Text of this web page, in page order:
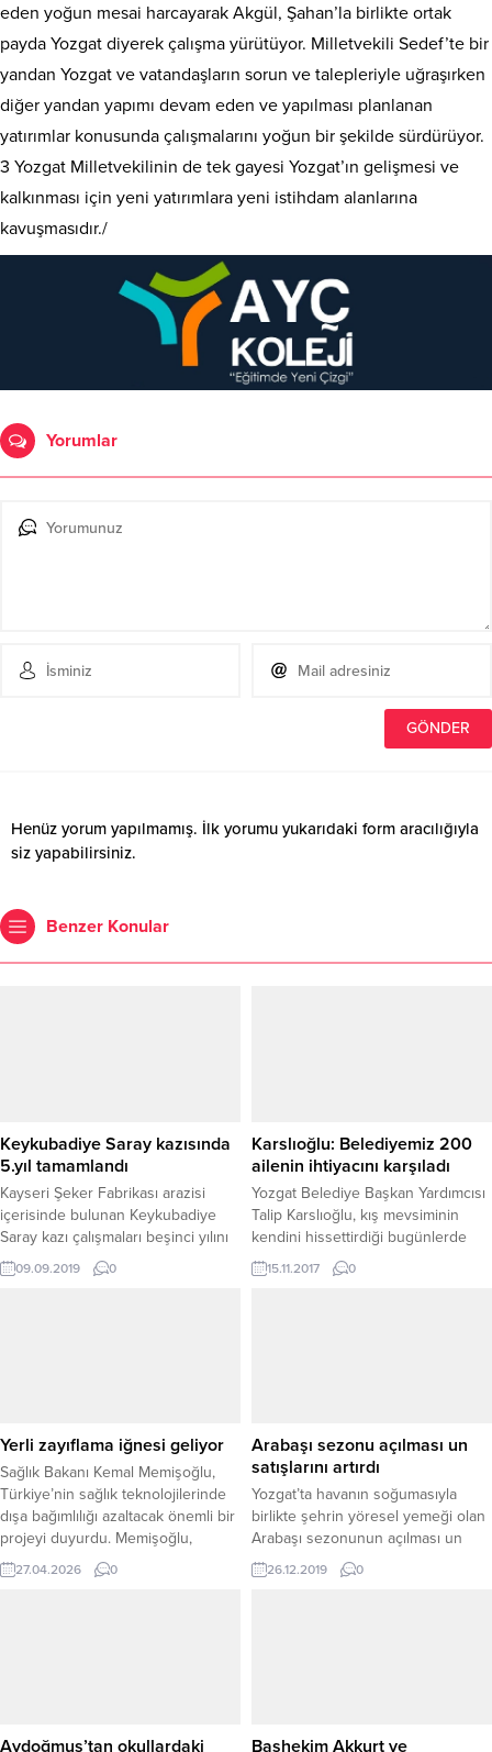
eden yoğun mesai harcayarak Akgül, Şahan’la birlikte ortak
payda Yozgat diyerek çalışma yürütüyor. Milletvekili Sedef’te bir
yandan Yozgat ve vatandaşların sorun ve talepleriyle uğraşırken
diğer yandan yapımı devam eden ve yapılması planlanan
yatırımlar konusunda çalışmalarını yoğun bir şekilde sürdürüyor.
3 Yozgat Milletvekilinin de tek gayesi Yozgat’ın gelişmesi ve
kalkınması için yeni yatırımlara yeni istihdam alanlarına
kavuşmasıdır./
Yorumlar
Henüz yorum yapılmamış. İlk yorumu yukarıdaki form aracılığıyla
siz yapabilirsiniz.
Benzer Konular
Keykubadiye Saray kazısında
5.yıl tamamlandı
Kayseri Şeker Fabrikası arazisi
içerisinde bulunan Keykubadiye
Saray kazı çalışmaları beşinci yılını
tamamladı.
09.09.2019 0
Karslıoğlu: Belediyemiz 200
ailenin ihtiyacını karşıladı
Yozgat Belediye Başkan Yardımcısı
Talip Karslıoğlu, kış mevsiminin
kendini hissettirdiği bugünlerde
Belediye olarak şehirde ihtiyaç
sahibi ailelerin yeniden tespitinin
15.11.2017 0
Yerli zayıflama iğnesi geliyor
Sağlık Bakanı Kemal Memişoğlu,
Türkiye’nin sağlık teknolojilerinde
dışa bağımlılığı azaltacak önemli bir
projeyi duyurdu. Memişoğlu,
dünyada yaygın olarak kullanılan
zayıflama iğnelerinin yerli
gösterdiği kilo verme iğneleriyle
27.04.2026 0
Arabaşı sezonu açılması un
satışlarını artırdı
Yozgat’ta havanın soğumasıyla
birlikte şehrin yöresel yemeği olan
Arabaşı sezonunun açılması un
satışlarını artırdı.
26.12.2019 0
Aydoğmuş’tan okullardaki Başhekim Akkurt ve